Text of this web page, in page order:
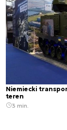
Niemiecki
teren
3 min.